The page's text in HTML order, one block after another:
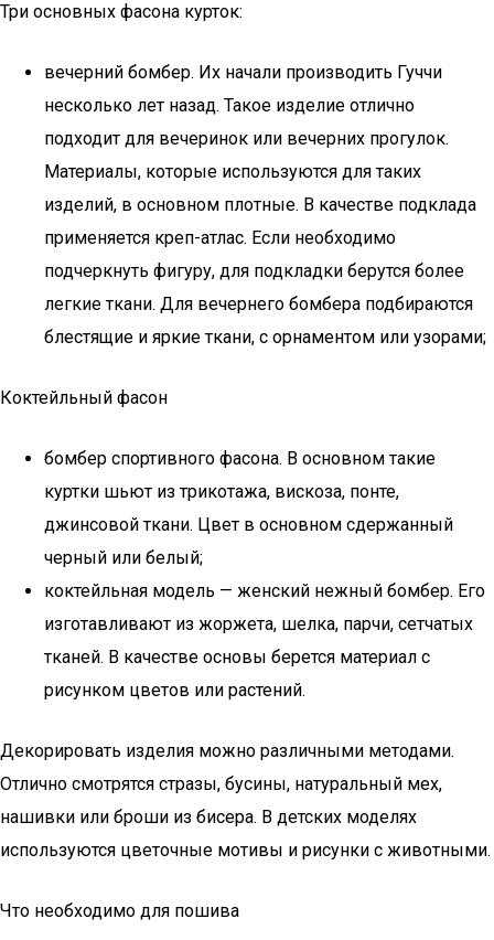
Три основных фасона курток:
вечерний бомбер. Их начали производить Гуччи
несколько лет назад. Такое изделие отлично
подходит для вечеринок или вечерних прогулок.
Материалы, которые используются для таких
изделий, в основном плотные. В качестве подклада
применяется креп-атлас. Если необходимо
подчеркнуть фигуру, для подкладки берутся более
легкие ткани. Для вечернего бомбера подбираются
блестящие и яркие ткани, с орнаментом или узорами;
Коктейльный фасон
бомбер спортивного фасона. В основном такие
куртки шьют из трикотажа, вискоза, понте,
джинсовой ткани. Цвет в основном сдержанный
черный или белый;
коктейльная модель — женский нежный бомбер. Его
изготавливают из жоржета, шелка, парчи, сетчатых
тканей. В качестве основы берется материал с
рисунком цветов или растений.
Декорировать изделия можно различными методами.
Отлично смотрятся стразы, бусины, натуральный мех,
нашивки или броши из бисера. В детских моделях
используются цветочные мотивы и рисунки с животными.
Что необходимо для пошива